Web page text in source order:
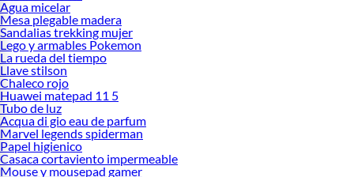
Agua micelar
Mesa plegable madera
Sandalias trekking mujer
Lego y armables Pokemon
La rueda del tiempo
Llave stilson
Chaleco rojo
Huawei matepad 11 5
Tubo de luz
Acqua di gio eau de parfum
Marvel legends spiderman
Papel higienico
Casaca cortaviento impermeable
Mouse y mousepad gamer